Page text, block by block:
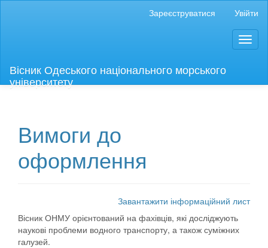
##plugins.themes.bootstrap3.accessible_menu.main_content##
##plugins.themes.bootstrap3.accessible_menu.sidebar##
Зареєструватися Увійти
Вісник Одеського національного морського
університету
Вимоги до
оформлення
Завантажити інформаційний лист
Вісник ОНМУ орієнтований на фахівців, які досліджують
наукові проблеми водного транспорту, а також суміжних
галузей.